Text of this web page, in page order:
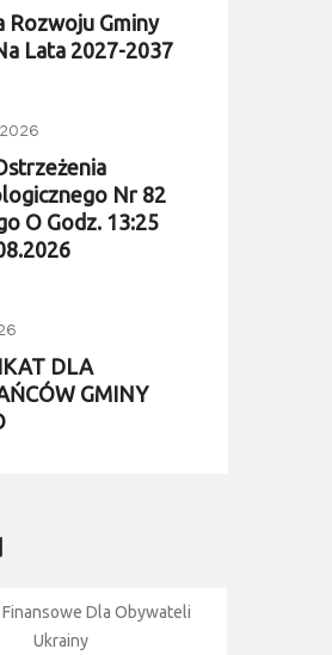
Rozwoju Gminy
Lata 2027-2037
Nr 82
O Godz. 13:25
DLA
GMINY
Dla Obywateli
Ukrainy